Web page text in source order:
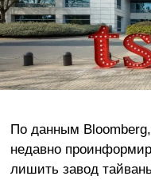
По данным
недавно
лишить завод